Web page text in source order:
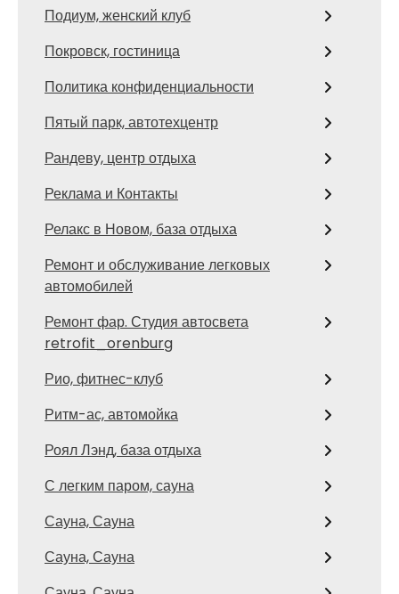
Подиум, женский клуб
Покровск, гостиница
Политика конфиденциальности
Пятый парк, автотехцентр
Рандеву, центр отдыха
Реклама и Контакты
Релакс в Новом, база отдыха
Ремонт и обслуживание легковых
автомобилей
Ремонт фар. Студия автосвета
retrofit_orenburg
Рио, фитнес-клуб
Ритм-ас, автомойка
Роял Лэнд, база отдыха
С легким паром, сауна
Сауна, Сауна
Сауна, Сауна